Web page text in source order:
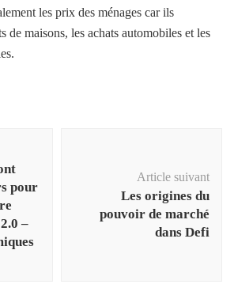
les prix des ménages car ils
de maisons, les achats automobiles et les
pour
–
Article suivant
Les origines du
pouvoir de marché
dans Defi